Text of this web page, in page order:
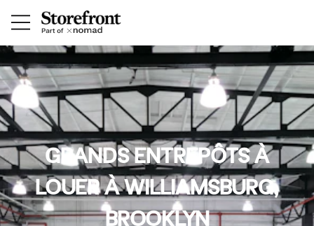
GRANDS ENTREPÔTS À
LOUER À WILLIAMSBURG,
BROOKLYN